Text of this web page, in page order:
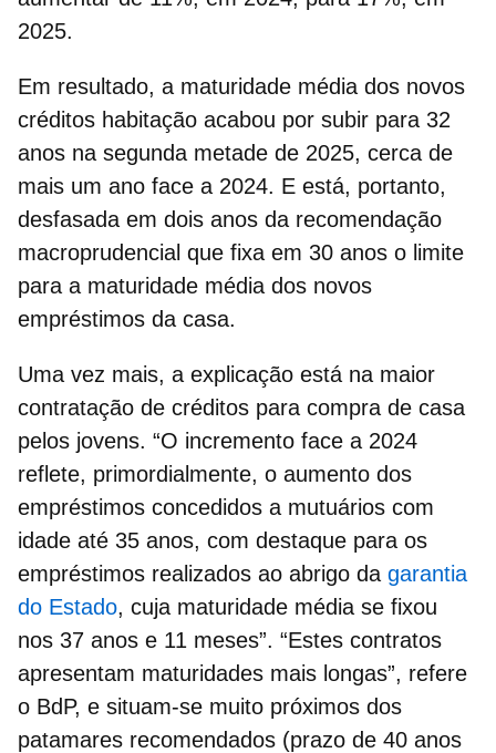
2025.
Em resultado, a maturidade média dos novos
créditos habitação acabou por subir para 32
anos na segunda metade de 2025, cerca de
mais um ano face a 2024. E está, portanto,
desfasada em dois anos da recomendação
macroprudencial que fixa em 30 anos o limite
para a maturidade média dos novos
empréstimos da casa.
Uma vez mais, a explicação está na maior
contratação de créditos para compra de casa
pelos jovens. “O incremento face a 2024
reflete, primordialmente, o aumento dos
empréstimos concedidos a mutuários com
idade até 35 anos, com destaque para os
empréstimos realizados ao abrigo da garantia
do Estado, cuja maturidade média se fixou
nos 37 anos e 11 meses”. “Estes contratos
apresentam maturidades mais longas”, refere
o BdP, e situam-se muito próximos dos
patamares recomendados (prazo de 40 anos